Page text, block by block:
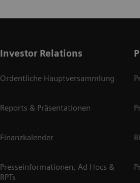
Investor Relations
Ordentliche Hauptversammlung
Reports & Präsentationen
Finanzkalender
Presseinformationen, Ad Hocs &
RPTs